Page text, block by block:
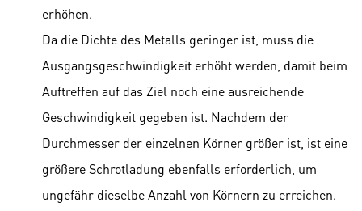
erhöhen.
Da die Dichte des Metalls geringer ist, muss die
Ausgangsgeschwindigkeit erhöht werden, damit beim
Auftreffen auf das Ziel noch eine ausreichende
Geschwindigkeit gegeben ist. Nachdem der
Durchmesser der einzelnen Körner größer ist, ist eine
größere Schrotladung ebenfalls erforderlich, um
ungefähr dieselbe Anzahl von Körnern zu erreichen.